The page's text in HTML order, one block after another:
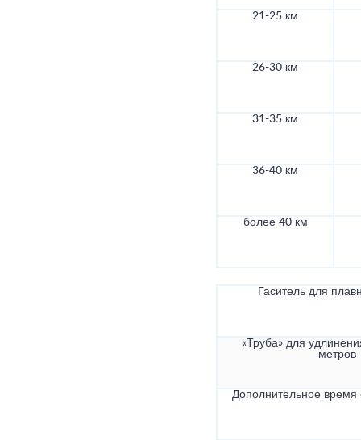
21-25 км
26-30 км
31-35 км
36-40 км
более 40 км
Гаситель для
«Труба» для
метров
Дополнительное